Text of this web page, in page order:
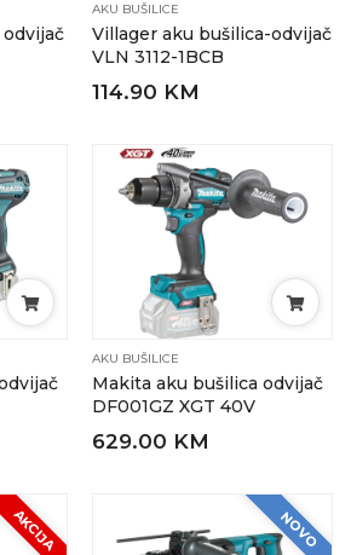
AKU BUŠILICE
Villager aku bušilica-odvijač
VLN 3112-1BCB
114.90 KM
AKU BUŠILICE
Makita aku bušilica odvijač
DF001GZ XGT 40V
629.00 KM
AKCIJA NOVO